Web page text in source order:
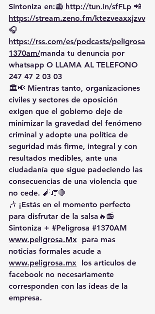
Sintoniza en:📻 http://tun.in/sfFLp 📲
https://stream.zeno.fm/ktezveaxxjzvv
🎧
https://rss.com/es/podcasts/peligrosa
1370am/manda tu denuncia por
whatsapp O LLAMA AL TELEFONO
247 47 2 03 03
🏛️📢 Mientras tanto, organizaciones
civiles y sectores de oposición
exigen que el gobierno deje de
minimizar la gravedad del fenómeno
criminal y adopte una política de
seguridad más firme, integral y con
resultados medibles, ante una
ciudadanía que sigue padeciendo las
consecuencias de una violencia que
no cede. 🧨🧯🛑
🎶 ¡Estás en el momento perfecto
para disfrutar de la salsa🔥📻
Sintoniza + #Peligrosa #1370AM
www.peligrosa.Mx para mas
noticias formales acude a
www.peligrosa.mx los articulos de
facebook no necesariamente
corresponden con las ideas de la
empresa.